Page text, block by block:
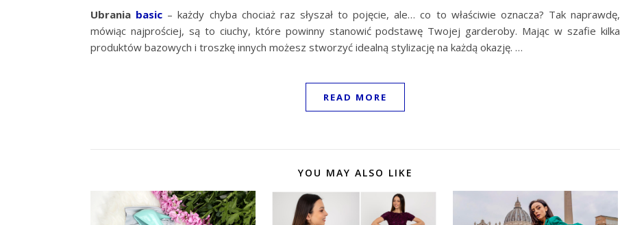
Ubrania basic – każdy chyba chociaż raz słyszał to pojęcie, ale… co to właściwie oznacza? Tak naprawdę,
mówiąc najprościej, są to ciuchy, które powinny stanowić podstawę Twojej garderoby. Mając w szafie kilka
produktów bazowych i troszkę innych możesz stworzyć idealną stylizację na każdą okazję. …
READ MORE
YOU MAY ALSO LIKE